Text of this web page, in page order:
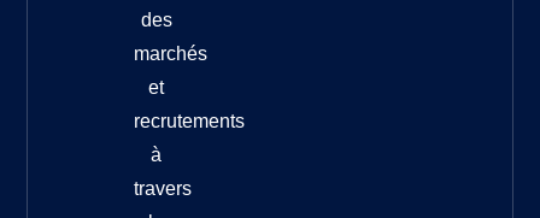
des
marchés
et
recrutements
à
travers